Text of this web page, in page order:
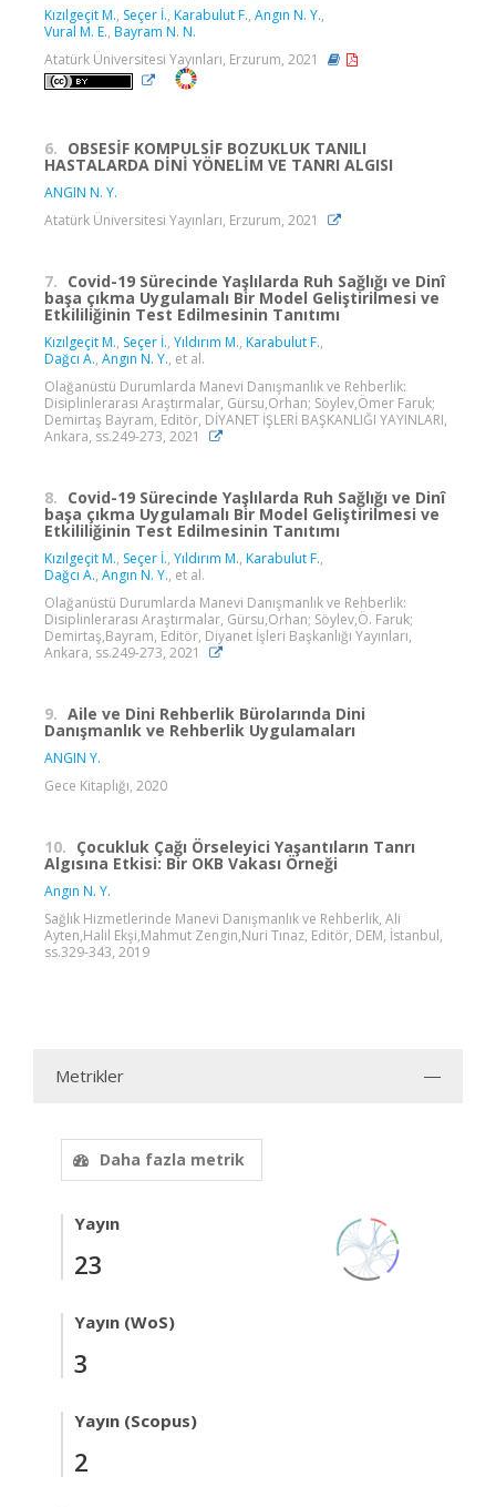
Kızılgeçit M., Seçer İ., Karabulut F., Angın N. Y.,
Vural M. E., Bayram N. N.
Atatürk Üniversitesi Yayınları, Erzurum, 2021
6. OBSESİF KOMPULSİF BOZUKLUK TANILI
HASTALARDA DİNİ YÖNELİM VE TANRI ALGISI
ANGIN N. Y.
Atatürk Üniversitesi Yayınları, Erzurum, 2021
7. Covid-19 Sürecinde Yaşlılarda Ruh Sağlığı ve Dinî
başa çıkma Uygulamalı Bir Model Geliştirilmesi ve
Etkililiğinin Test Edilmesinin Tanıtımı
Kızılgeçit M., Seçer İ., Yıldırım M., Karabulut F.,
Dağcı A., Angın N. Y., et al.
Olağanüstü Durumlarda Manevi Danışmanlık ve Rehberlik:
Disiplinlerarası Araştırmalar, Gürsu,Orhan; Söylev,Ömer Faruk;
Demirtaş Bayram, Editör, DİYANET İŞLERİ BAŞKANLIĞI YAYINLARI,
Ankara, ss.249-273, 2021
8. Covid-19 Sürecinde Yaşlılarda Ruh Sağlığı ve Dinî
başa çıkma Uygulamalı Bir Model Geliştirilmesi ve
Etkililiğinin Test Edilmesinin Tanıtımı
Kızılgeçit M., Seçer İ., Yıldırım M., Karabulut F.,
Dağcı A., Angın N. Y., et al.
Olağanüstü Durumlarda Manevi Danışmanlık ve Rehberlik:
Disiplinlerarası Araştırmalar, Gürsu,Orhan; Söylev,Ö. Faruk;
Demirtaş,Bayram, Editör, Diyanet İşleri Başkanlığı Yayınları,
Ankara, ss.249-273, 2021
9. Aile ve Dini Rehberlik Bürolarında Dini
Danışmanlık ve Rehberlik Uygulamaları
ANGIN Y.
Gece Kitaplığı, 2020
10. Çocukluk Çağı Örseleyici Yaşantıların Tanrı
Algısına Etkisi: Bir OKB Vakası Örneği
Angın N. Y.
Sağlık Hizmetlerinde Manevi Danışmanlık ve Rehberlik, Ali
Ayten,Halil Ekşi,Mahmut Zengin,Nuri Tınaz, Editör, DEM, İstanbul,
ss.329-343, 2019
Metrikler
Daha fazla metrik
Yayın
23
Yayın (WoS)
3
Yayın (Scopus)
2